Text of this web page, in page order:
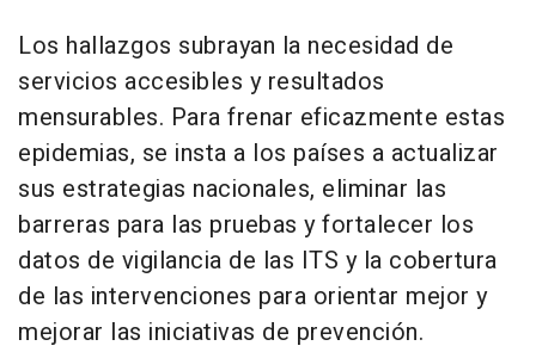
Los hallazgos subrayan la necesidad de
servicios accesibles y resultados
mensurables. Para frenar eficazmente estas
epidemias, se insta a los países a actualizar
sus estrategias nacionales, eliminar las
barreras para las pruebas y fortalecer los
datos de vigilancia de las ITS y la cobertura
de las intervenciones para orientar mejor y
mejorar las iniciativas de prevención.